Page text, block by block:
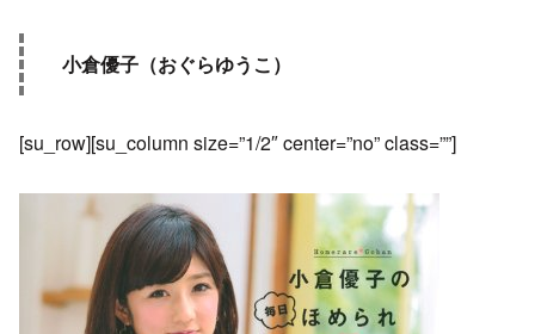
小倉優子（おぐらゆうこ）
[su_row][su_column size=”1/2″ center=”no” class=””]